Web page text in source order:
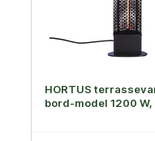
HORTUS
bord-model 1200